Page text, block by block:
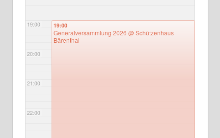
19:00
20:00
21:00
22:00
19:00
Generalversammlung 2026 @ Schützenhaus
Bärenthal